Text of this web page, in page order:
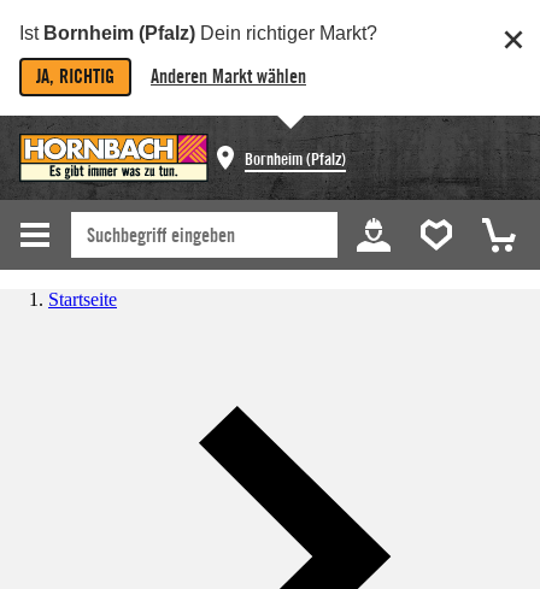
Ist Bornheim (Pfalz) Dein richtiger Markt?
JA, RICHTIG Anderen Markt wählen
Bornheim (Pfalz)
Startseite